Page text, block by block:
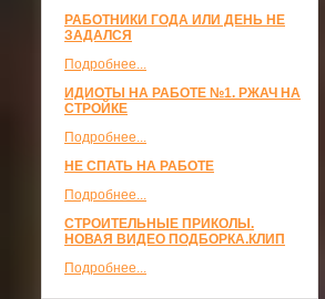
РАБОТНИКИ ГОДА ИЛИ ДЕНЬ НЕ
ЗАДАЛСЯ
Подробнее...
ИДИОТЫ НА РАБОТЕ №1. РЖАЧ НА
СТРОЙКЕ
Подробнее...
НЕ СПАТЬ НА РАБОТЕ
Подробнее...
СТРОИТЕЛЬНЫЕ ПРИКОЛЫ.
НОВАЯ ВИДЕО ПОДБОРКА.КЛИП
Подробнее...